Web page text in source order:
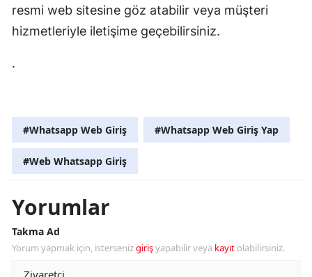
resmi web sitesine göz atabilir veya müşteri
hizmetleriyle iletişime geçebilirsiniz.
.
#Whatsapp Web Giriş #Whatsapp Web Giriş Yap
#Web Whatsapp Giriş
Yorumlar
Takma Ad
Yorum yapmak için, istersenizgirişyapabilir veya kayıt olabilirsiniz.